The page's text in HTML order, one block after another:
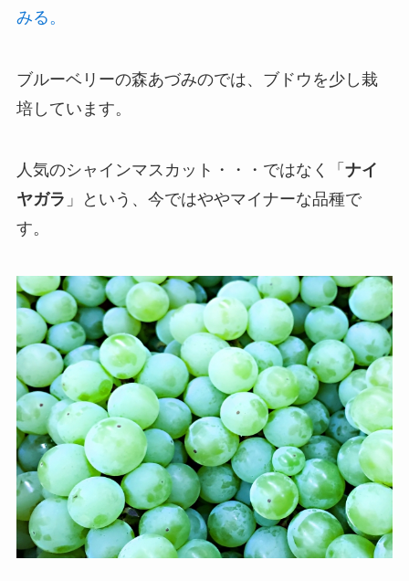
みる。
ブルーベリーの森あづみのでは、ブドウを少し栽
培しています。
人気のシャインマスカット・・・ではなく「 ナイ
ヤガラ 」という、今ではややマイナーな品種で
す。